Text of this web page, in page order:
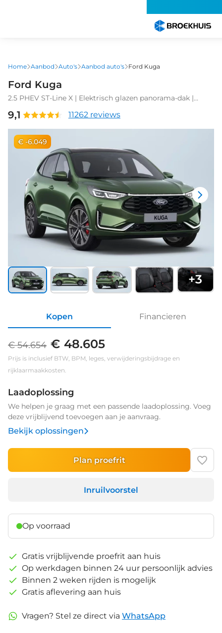
gaan
Home Aanbod Auto's Aanbod auto's Ford Kuga
Ford Kuga
2.5 PHEV ST-Line X | Elektrisch glazen panorama-dak |
9,1 11262 reviews
€ -6.049
+3
Kopen Financieren
€ 54.654 € 48.605
Prijs is inclusief BTW, BPM, leges, verwijderingsbijdrage en
rijklaarmaakkosten.
Laadoplossing
We helpen je graag met een passende laadoplossing. Voeg
deze vrijblijvend toevoegen aan je aanvraag.
Bekijk oplossingen
Plan proefrit
Inruilvoorstel
Op voorraad
Gratis vrijblijvende proefrit aan huis
Op werkdagen binnen 24 uur persoonlijk advies
Binnen 2 weken rijden is mogelijk
Gratis aflevering aan huis
Vragen? Stel ze direct via WhatsApp